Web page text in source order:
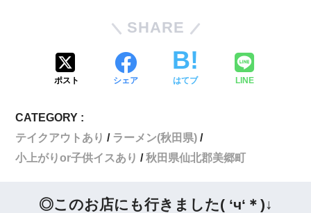
SHARE
ポスト シェア はてブ LINE
CATEGORY :
テイクアウトあり
ラーメン(秋田県)
小上がりor子供イスあり
秋田県仙北郡美郷町
◎このお店にも行きました( ‘ч‘＊)↓